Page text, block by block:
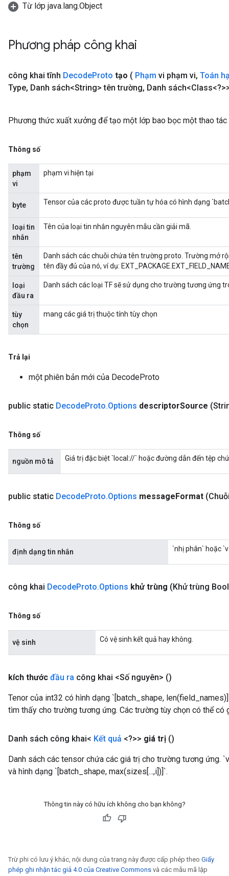
Từ lớp java.lang.Object
Phương pháp công khai
công khai tĩnh DecodeProto tạo ( Phạm vi phạm vi, Toán
Type, Danh sách<String> tên trường, Danh
Phương thức xuất xưởng để tạo một lớp bao bọc một thao
Thông số
phạm
vi
phạm vi hiện tại
byte Tensor của các proto được tuần tự hóa có hình dạng
loại tin
nhắn
Tên của loại tin nhắn nguyên mẫu cần giải mã.
tên
trường
Danh sách các chuỗi chứa tên trường proto. Trường mở
tên đầy đủ của nó, ví dụ:
loại
đầu ra
Danh sách các loại TF sẽ sử dụng cho trường tương ứng
tùy
chọn
mang các giá trị thuộc tính tùy chọn
Trả lại
một phiên bản mới của DecodeProto
public static DecodeProto.Options descriptorSource
Thông số
nguồn mô tả Giá trị đặc biệt `local://` hoặc đường dẫn đến tệp
public static DecodeProto.Options messageFormat
Thông số
định dạng tin nhắn `nhị phân` hoặc
công khai DecodeProto.Options khử trùng (Khử trùng
Thông số
vệ sinh Có vệ sinh kết quả hay không.
kích thước đầu ra công khai <Số nguyên> ()
Tenor của int32 có hình dạng `[batch_shape,
tìm thấy cho trường tương ứng. Các trường tùy chọn có thể có
Danh sách công khai< Kết quả <?>> giá trị ()
Danh sách các tensor chứa các giá trị cho trường tương ứng.
và hình dạng `[batch_shape, max(sizes[...,i])]`.
Thông tin này có hữu ích không cho bạn không?
Trừ phi có lưu ý khác, nội dung của trang này được cấp phép theo Giấy
phép ghi nhận tác giả 4.0 của Creative Commons và các mẫu mã lập